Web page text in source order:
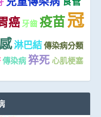
癌 牙齒 疫苗冠
淋巴結傳染病分類
傳染病 猝死 心肌梗塞